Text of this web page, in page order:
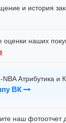
и история
оценки наших
NBA Атрибутика и
ВК
наш фотоотчет